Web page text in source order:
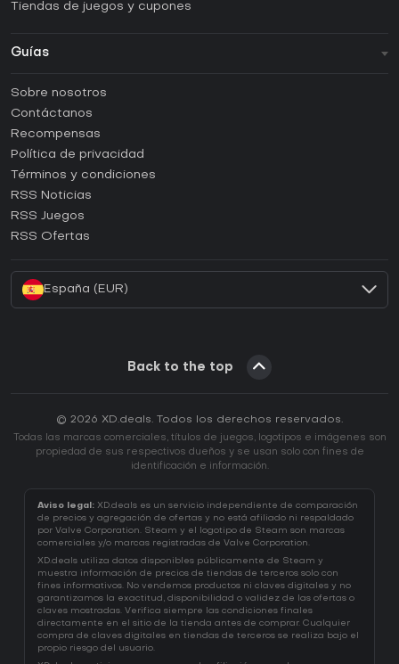
Tiendas de juegos y cupones
Guías
Guías y tutoriales
¿Cómo activar una CD Key de Steam?
¿Cómo activar una CD Key de Epic Games?
¿Cómo activar una CD Key de GOG?
¿Cómo activar una CD Key de Ubisoft Connect?
Sobre nosotros
Contáctanos
Recompensas
Política de privacidad
Términos y condiciones
RSS Noticias
RSS Juegos
RSS Ofertas
España (EUR)
Back to the top
© 2026 XD.deals. Todos los derechos reservados.
Todas las marcas comerciales, títulos de juegos, logotipos e imágenes son
propiedad de sus respectivos dueños y se usan solo con fines de
identificación e información.
Aviso legal: XD.deals es un servicio independiente de comparación
de precios y agregación de ofertas y no está afiliado ni respaldado
por Valve Corporation. Steam y el logotipo de Steam son marcas
comerciales y/o marcas registradas de Valve Corporation.
XD.deals utiliza datos disponibles públicamente de Steam y
muestra información de precios de tiendas de terceros solo con
fines informativos. No vendemos productos ni claves digitales y no
garantizamos la exactitud, disponibilidad o validez de las ofertas o
claves mostradas. Verifica siempre las condiciones finales
directamente en el sitio de la tienda antes de comprar. Cualquier
compra de claves digitales en tiendas de terceros se realiza bajo el
propio riesgo del usuario.